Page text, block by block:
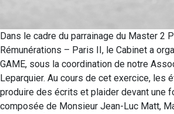
Dans le cadre du parrainage du Master 2
Rémunérations – Paris II, le Cabinet a
GAME, sous la coordination de notre
Leparquier. Au cours de cet exercice, les
produire des écrits et plaider devant une
composée de Monsieur Jean-Luc Matt,